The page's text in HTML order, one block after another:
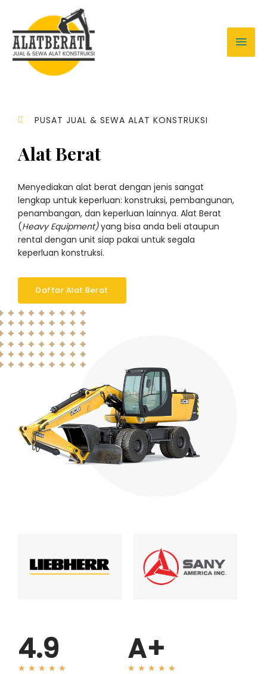
PUSAT JUAL & SEWA ALAT KONSTRUKSI
Alat Berat
Menyediakan alat berat dengan jenis sangat
lengkap untuk keperluan: konstruksi, pembangunan,
penambangan, dan keperluan lainnya. Alat Berat
(Heavy Equipment)yang bisa anda beli ataupun
rental dengan unit siap pakai untuk segala
keperluan konstruksi.
Daftar Alat Berat
4.9
★ ★ ★ ★ ★
A+
★ ★ ★ ★ ★